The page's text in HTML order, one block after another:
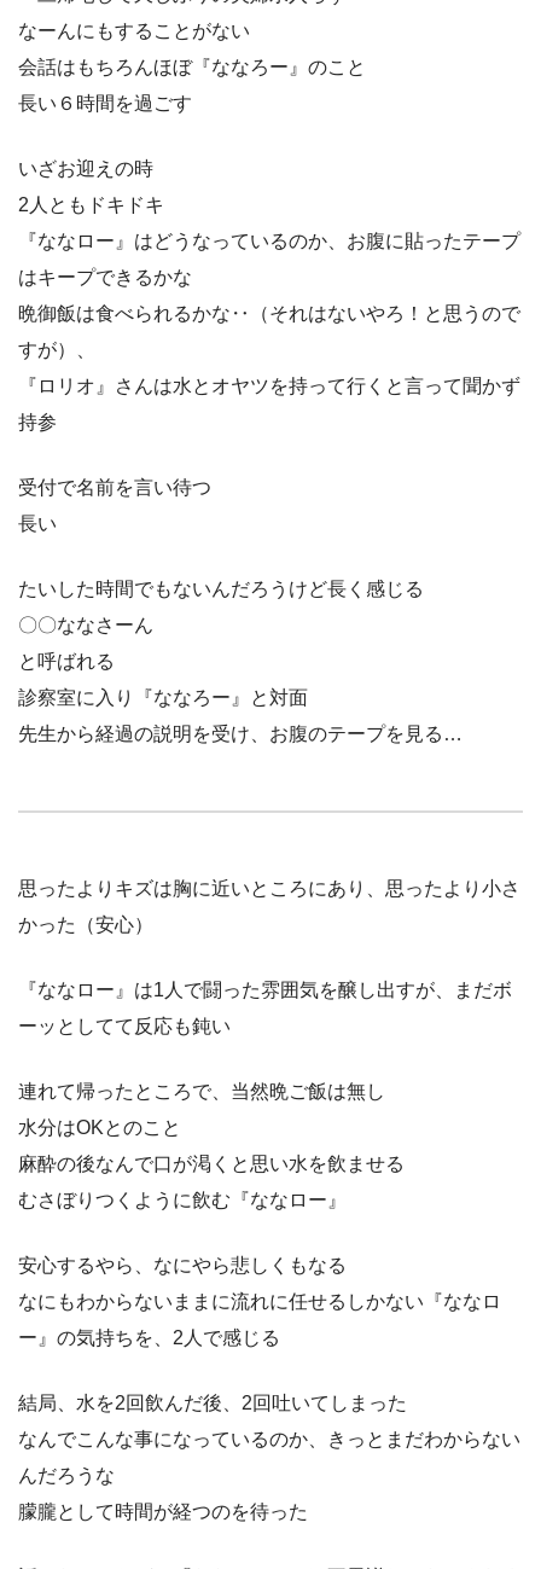
なーんにもすることがない
会話はもちろんほぼ『ななろー』のこと
長い６時間を過ごす
いざお迎えの時
2人ともドキドキ
『ななロー』はどうなっているのか、お腹に貼ったテープ
はキープできるかな
晩御飯は食べられるかな‥（それはないやろ！と思うので
すが）、
『ロリオ』さんは水とオヤツを持って行くと言って聞かず
持参
受付で名前を言い待つ
長い
たいした時間でもないんだろうけど長く感じる
〇〇ななさーん
と呼ばれる
診察室に入り『ななろー』と対面
先生から経過の説明を受け、お腹のテープを見る…
思ったよりキズは胸に近いところにあり、思ったより小さ
かった（安心）
『ななロー』は1人で闘った雰囲気を醸し出すが、まだボ
ーッとしてて反応も鈍い
連れて帰ったところで、当然晩ご飯は無し
水分はOKとのこと
麻酔の後なんで口が渇くと思い水を飲ませる
むさぼりつくように飲む『ななロー』
安心するやら、なにやら悲しくもなる
なにもわからないままに流れに任せるしかない『ななロ
ー』の気持ちを、2人で感じる
結局、水を2回飲んだ後、2回吐いてしまった
なんでこんな事になっているのか、きっとまだわからない
んだろうな
朦朧として時間が経つのを待った